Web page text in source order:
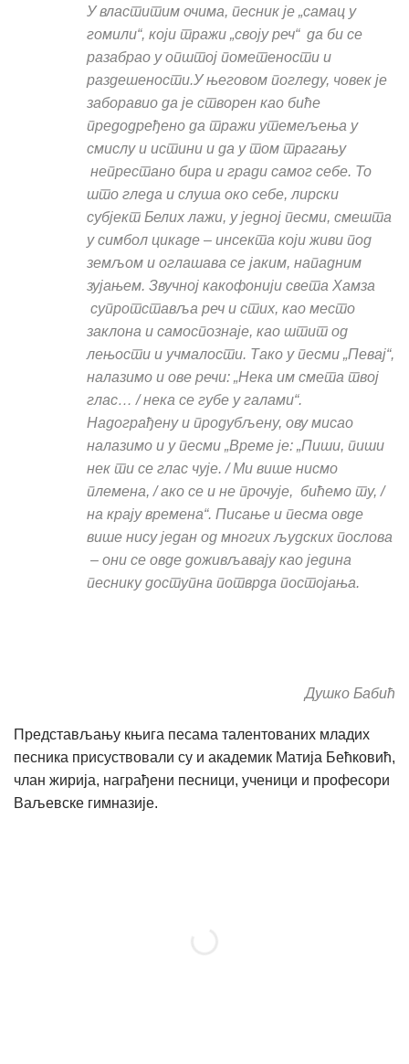
У властитим очима, песник је „самац у
гомили“, који тражи „своју реч“ да би се
разабрао у општој пометености и
раздешености.У његовом погледу, човек је
заборавио да је створен као биће
предодређено да тражи утемељења у
смислу и истини и да у том трагању
непрестано бира и гради самог себе. То
што гледа и слуша око себе, лирски
субјект Белих лажи, у једној песми, смешта
у симбол цикаде – инсекта који живи под
земљом и оглашава се јаким, нападним
зујањем. Звучној какофонији света Хамза
супротставља реч и стих, као место
заклона и самоспознаје, као штит од
лењости и учмалости. Тако у песми „Певај“,
налазимо и ове речи: „Нека им смета твој
глас… / нека се губе у галами“.
Надограђену и продубљену, ову мисао
налазимо и у песми „Време је: „Пиши, пиши
нек ти се глас чује. / Ми више нисмо
племена, / ако се и не прочује, бићемо ту, /
на крају времена“. Писање и песма овде
више нису један од многих људских послова
– они се овде доживљавају као једина
песнику доступна потврда постојања.
Душко Бабић
Представљању књига песама талентованих младих
песника присуствовали су и академик Матија Бећковић,
члан жирија, награђени песници, ученици и професори
Ваљевске гимназије.